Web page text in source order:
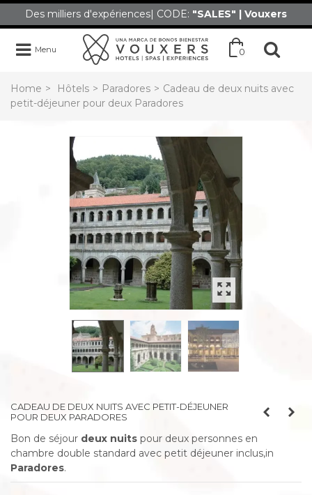
Des milliers d'expériences| CODE: "SALES" | Vouxers
Menu 0
Home > Hôtels > Paradores > Cadeau de deux nuits avec
petit-déjeuner pour deux Paradores
prev next
CADEAU DE DEUX NUITS AVEC PETIT-DÉJEUNER
POUR DEUX PARADORES
Bon de séjour deux nuits pour deux personnes en
chambre double standard avec petit déjeuner inclus,in
Paradores.